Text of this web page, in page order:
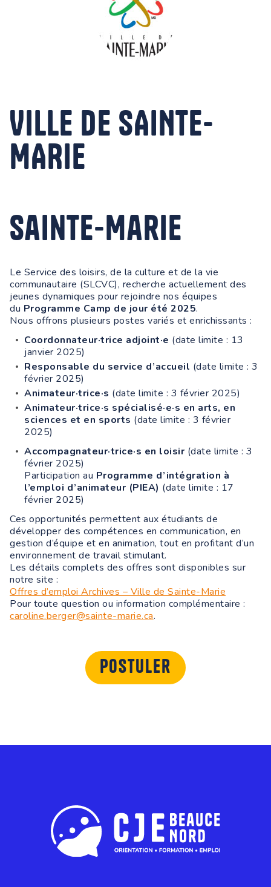
VILLE DE SAINTE-
MARIE
Sainte-Marie
Le Service des loisirs, de la culture et de la vie
communautaire (SLCVC), recherche actuellement des
jeunes dynamiques pour rejoindre nos équipes
du Programme Camp de jour été 2025.
Nous offrons plusieurs postes variés et enrichissants :
Coordonnateur·trice adjoint·e (date limite : 13
janvier 2025)
Responsable du service d’accueil (date limite : 3
février 2025)
Animateur·trice·s (date limite : 3 février 2025)
Animateur·trice·s spécialisé·e·s en arts, en
sciences et en sports (date limite : 3 février
2025)
Accompagnateur·trice·s en loisir (date limite : 3
février 2025)
Participation au Programme d’intégration à
l’emploi d’animateur (PIEA) (date limite : 17
février 2025)
Ces opportunités permettent aux étudiants de
développer des compétences en communication, en
gestion d’équipe et en animation, tout en profitant d’un
environnement de travail stimulant.
Les détails complets des offres sont disponibles sur
notre site :
Offres d’emploi Archives – Ville de Sainte-Marie
Pour toute question ou information complémentaire :
caroline.berger@sainte-marie.ca.
Postuler